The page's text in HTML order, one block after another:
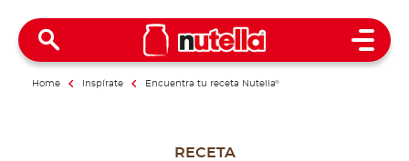
Open
Home Inspírate Encuentra tu receta Nutella®
RECETA